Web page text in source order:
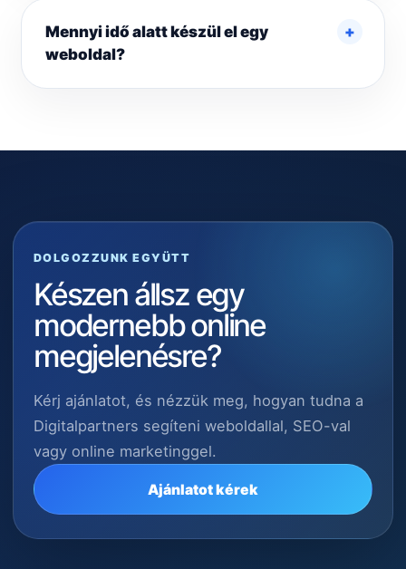
Mennyi idő alatt készül el egy
weboldal?
DOLGOZZUNK EGYÜTT
Készen állsz egy
modernebb online
megjelenésre?
Kérj ajánlatot, és nézzük meg, hogyan tudna a
Digitalpartners segíteni weboldallal, SEO-val
vagy online marketinggel.
Ajánlatot kérek